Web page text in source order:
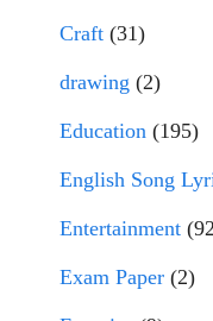
Craft (31)
drawing (2)
Education (195)
English Song
Entertainment
Exam Paper (2)